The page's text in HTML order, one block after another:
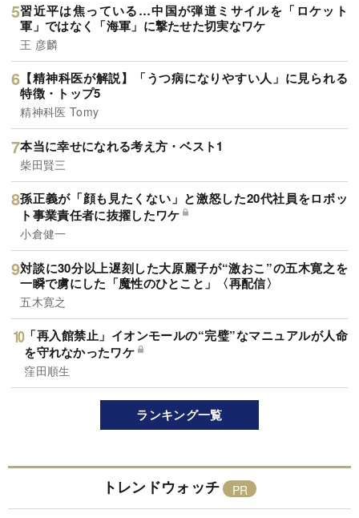
習近平は焦っている…中国が弾道ミサイルを「ロケット
軍」ではなく「海軍」に撃たせた切実なワケ
王 彦麟
【精神科医が解説】「うつ病になりやすい人」に見られる
特徴・トップ5
精神科医 Tomy
本当に幸せになれる考え方・ベスト1
柴田賢三
孫正義が「顔も見たくない」と激怒した20代社員をロボッ
ト事業責任者に抜擢したワケ
小倉健一
対談に30分以上遅刻した大原麗子が“激おこ”の五木寛之を
一瞬で虜にした「魔性のひとこと」〈再配信〉
五木寛之
「再入館禁止」イオンモールの“完璧”なマニュアルが人命
を守れなかったワケ
窪田順生
ランキング一覧
トレンドウォッチ